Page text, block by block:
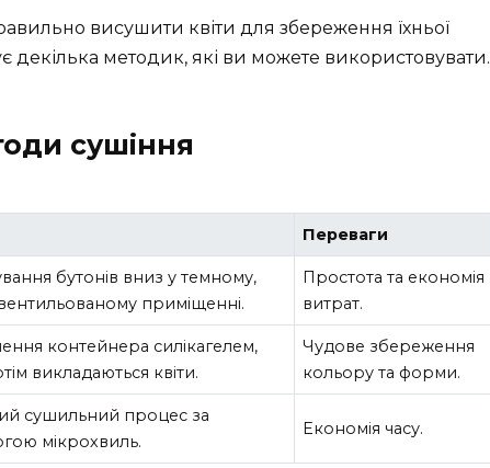
висушити квіти для збереження їхньої
декілька методик, які ви можете використовувати.
сушіння
Переваги
бутонів вниз у темному,
приміщенні.
Простота та економія
витрат.
контейнера силікагелем,
викладаються квіти.
Чудове збереження
кольору та форми.
сушильний процес за
мікрохвиль.
Економія часу.